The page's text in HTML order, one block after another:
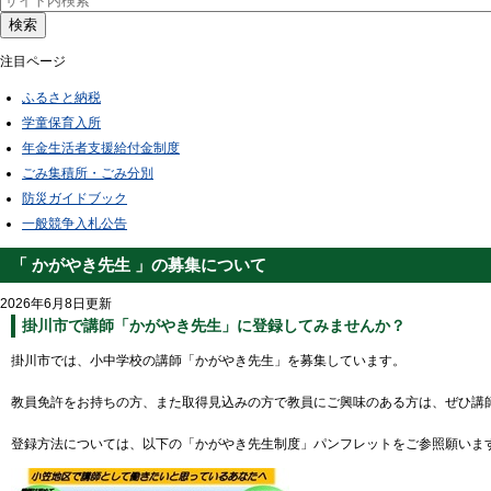
検索
注目ページ
ふるさと納税
学童保育入所
年金生活者支援給付金制度
ごみ集積所・ごみ分別
防災ガイドブック
一般競争入札公告
「 かがやき先生 」の募集について
2026年6月8日更新
掛川市で講師「かがやき先生」に登録してみませんか？
掛川市では、小中学校の講師「かがやき先生」を募集しています。
教員免許をお持ちの方、また取得見込みの方で教員にご興味のある方は、ぜひ講
登録方法については、以下の「かがやき先生制度」パンフレットをご参照願いま